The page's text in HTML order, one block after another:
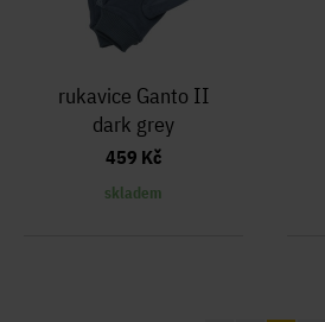
rukavice Ganto II
dark grey
459 Kč
skladem